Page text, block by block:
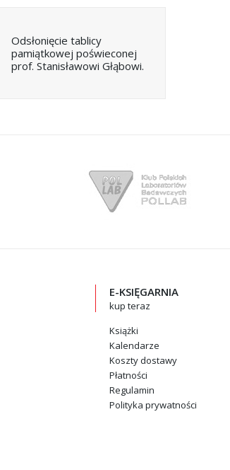
Odsłonięcie tablicy
pamiątkowej poświeconej
prof. Stanisławowi Głąbowi.
E-KSIĘGARNIA
kup teraz
Książki
Kalendarze
Koszty dostawy
Płatności
Regulamin
Polityka prywatności